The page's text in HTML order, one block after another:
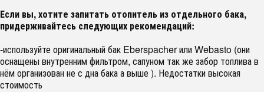
Если вы, хотите запитать отопитель из отдельного бака,
придерживайтесь следующих рекомендаций:
-используйте оригинальный бак Eberspacher или Webasto (они
оснащены внутренним фильтром, сапуном так же забор топлива в
нём организован не с дна бака а выше ). Недостатки высокая
стоимость